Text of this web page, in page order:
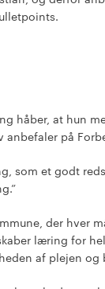
håber, at hun
anbefaler på
som et godt
der hver
læring for
af plejen og